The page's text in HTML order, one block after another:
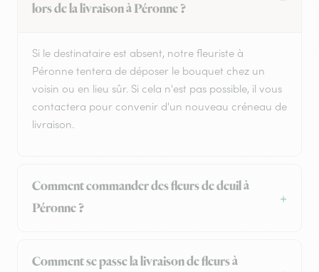
lors de la livraison à Péronne ?
Si le destinataire est absent, notre fleuriste à
Péronne tentera de déposer le bouquet chez un
voisin ou en lieu sûr. Si cela n'est pas possible, il vous
contactera pour convenir d'un nouveau créneau de
livraison.
Comment commander des fleurs de deuil à
Péronne ?
Comment se passe la livraison de fleurs à